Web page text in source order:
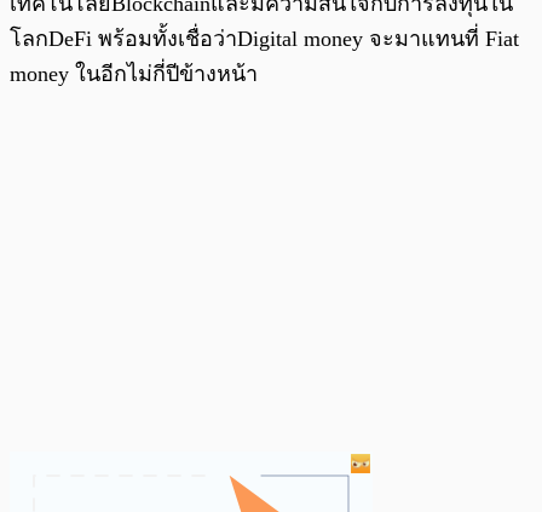
โลกDeFi พร้อมทั้งเชื่อว่าDigital money จะมาแทนที่ Fiat
money ในอีกไม่กี่ปีข้างหน้า